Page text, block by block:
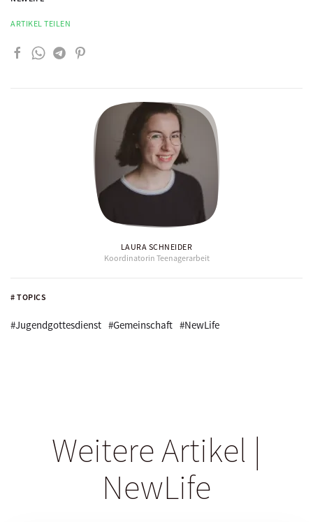
# TOPICS
#Jugendgottesdienst #Gemeinschaft #NewLife
ARTIKEL TEILEN
LAURA SCHNEIDER
Koordinatorin Teenagerarbeit
Weitere Artikel |
NewLife